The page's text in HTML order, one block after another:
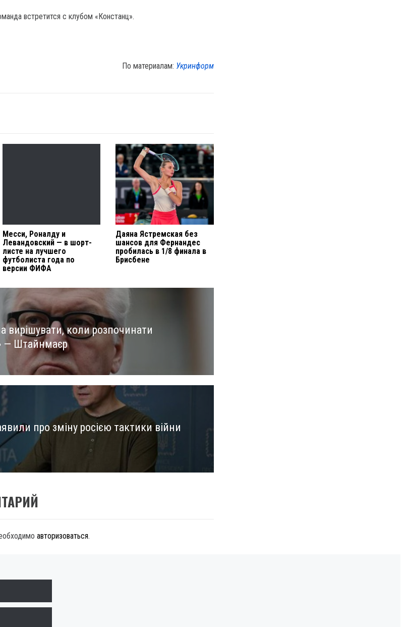
встретится с клубом «Констанц».
По материалам: Укринформ
Месси, Роналду и
Левандовский — в шорт-
листе на лучшего
футболиста года по
версии ФИФА
Даяна Ястремская без
шансов для Фернандес
пробилась в 1/8 финала в
Брисбене
вирішувати, коли розпочинати
— Штайнмаєр
про зміну росією тактики війни
авторизоваться.